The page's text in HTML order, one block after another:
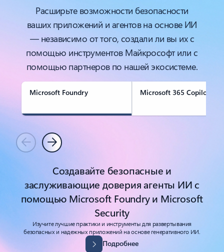
Расширьте возможности безопасности
ваших приложений и агентов на основе ИИ
— независимо от того, создали ли вы их с
помощью инструментов Майкрософт или с
помощью партнеров по нашей экосистеме.
Microsoft Foundry Microsoft 365 Copilot
Назад Далее
Создавайте безопасные и
заслуживающие доверия агенты ИИ с
помощью Microsoft Foundry и Microsoft
Security
Изучите лучшие практики и инструменты для развертывания
безопасных и надежных приложений на основе генеративного ИИ.
Подробнее